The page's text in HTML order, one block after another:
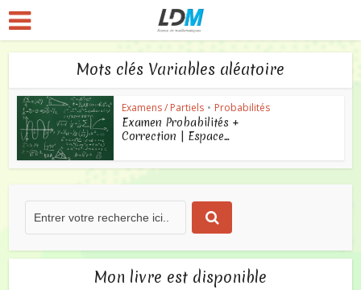
Mots clés Variables aléatoire
Examens / Partiels • Probabilités
Examen Probabilités +
Correction | Espace...
Mon livre est disponible